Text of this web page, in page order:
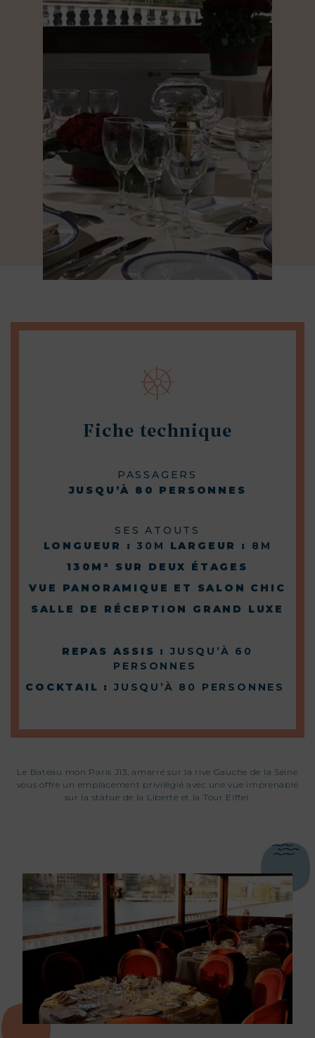
Fiche technique
PASSAGERS
JUSQU’À 80 PERSONNES
SES ATOUTS
LONGUEUR : 30M LARGEUR : 8M
130M² SUR DEUX ÉTAGES
VUE PANORAMIQUE ET SALON CHIC
SALLE DE RÉCEPTION GRAND LUXE
REPAS ASSIS :JUSQU’À 60
PERSONNES
COCKTAIL :
JUSQU’À 80 PERSONNES
Le Bateau mon Paris J13, amarré sur la rive Gauche de la Seine
vous offre un emplacement privilégié avec une vue imprenable
sur la statue de la Liberté et la Tour Eiffel.